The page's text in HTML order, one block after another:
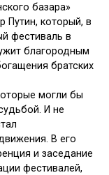
базара»
Путин, кото­рый, в
фестиваль в
благо­родным
братских
могли бы
И не
В его
и заседание
фестивалей,